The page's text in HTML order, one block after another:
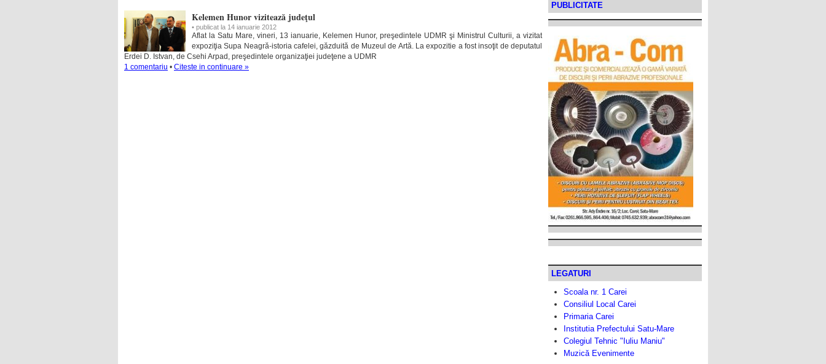
Kelemen Hunor vizitează judeţul
• publicat la 14 ianuarie 2012
Aflat la Satu Mare, vineri, 13 ianuarie, Kelemen Hunor, preşedintele UDMR şi Ministrul Culturii, a vizitat
expoziţia Supa Neagră-istoria cafelei, găzduită de Muzeul de Artă. La expozitie a fost insoţit de deputatul
Erdei D. Istvan, de Csehi Arpad, preşedintele organizaţiei judeţene a UDMR
1 comentariu • Citeste in continuare »
PUBLICITATE
LEGATURI
Scoala nr. 1 Carei
Consiliul Local Carei
Primaria Carei
Institutia Prefectului Satu-Mare
Colegiul Tehnic "Iuliu Maniu"
Muzică Evenimente